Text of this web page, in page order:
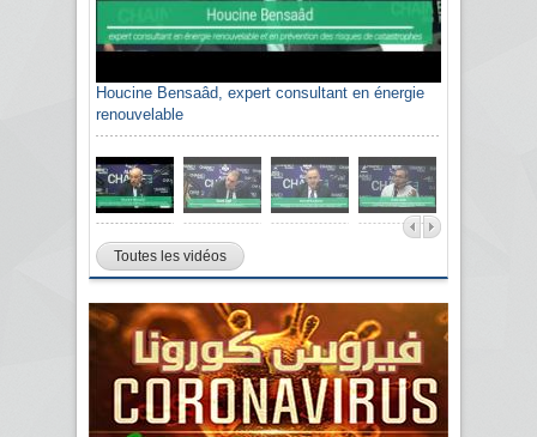
Houcine Bensaâd, expert consultant en énergie
renouvelable
Toutes les vidéos